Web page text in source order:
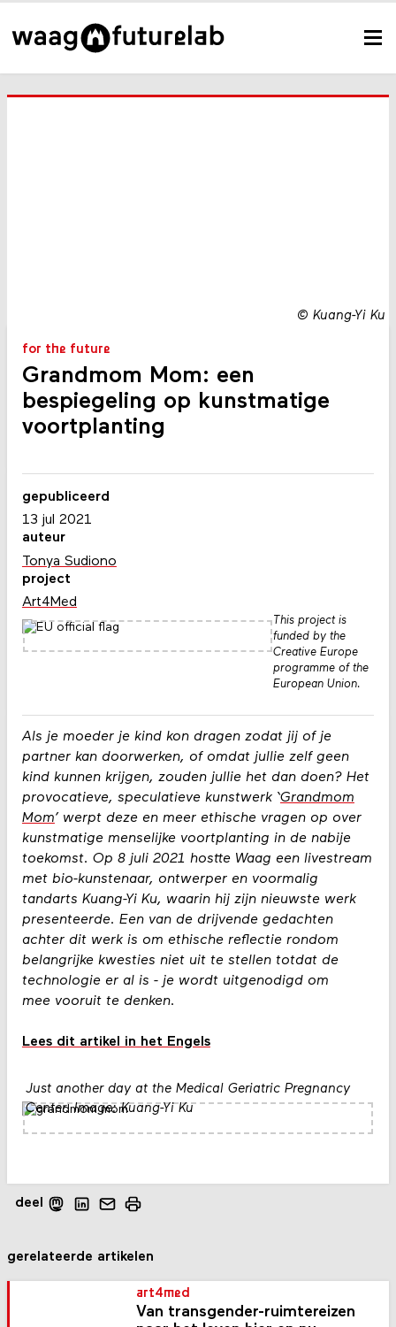
© Kuang-Yi Ku
for the future
Grandmom Mom: een
bespiegeling op kunstmatige
voortplanting
Als je moeder je kind kon dragen zodat jij of je
partner kan doorwerken, of omdat jullie zelf geen
kind kunnen krijgen, zouden jullie het dan doen? Het
provocatieve, speculatieve kunstwerk ‘Grandmom
Mom’ werpt deze en meer ethische vragen op over
kunstmatige menselijke voortplanting in de nabije
toekomst. Op 8 juli 2021 hostte Waag een livestream
met bio-kunstenaar, ontwerper en voormalig
tandarts Kuang-Yi Ku, waarin hij zijn nieuwste werk
presenteerde. Een van de drijvende gedachten
achter dit werk is om ethische reflectie rondom
belangrijke kwesties niet uit te stellen totdat de
technologie er al is - je wordt uitgenodigd om
mee vooruit te denken.
Lees dit artikel in het Engels
Just another day at the Medical Geriatric Pregnancy
Center. Image: Kuang-Yi Ku
gepubliceerd
13 jul 2021
auteur
Tonya Sudiono
project
Art4Med
This project is
funded by the
Creative Europe
programme of the
European Union.
deel
gerelateerde artikelen
art4med
Van transgender-ruimtereizen